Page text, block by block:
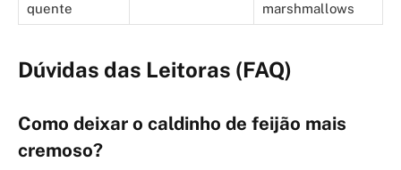
quente
marshmallows
Dúvidas das Leitoras (FAQ)
Como deixar o caldinho de feijão mais
cremoso?